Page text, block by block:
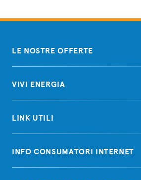
LE NOSTRE OFFERTE
VIVI ENERGIA
LINK UTILI
INFO CONSUMATORI INTERNET